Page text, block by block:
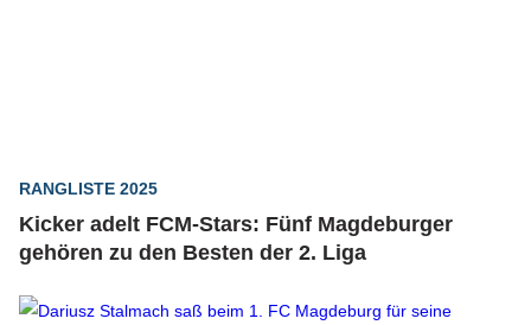
RANGLISTE 2025
Kicker adelt FCM-Stars: Fünf Magdeburger
gehören zu den Besten der 2. Liga